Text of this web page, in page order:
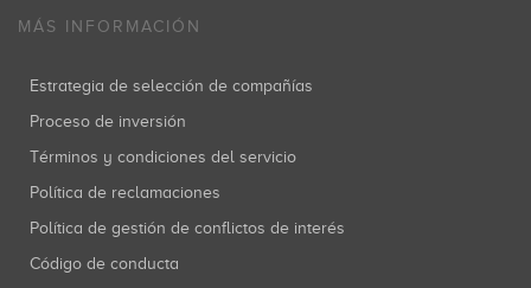
MÁS INFORMACIÓN
Estrategia de selección de compañías
Proceso de inversión
Términos y condiciones del servicio
Política de reclamaciones
Política de gestión de conflictos de interés
Código de conducta